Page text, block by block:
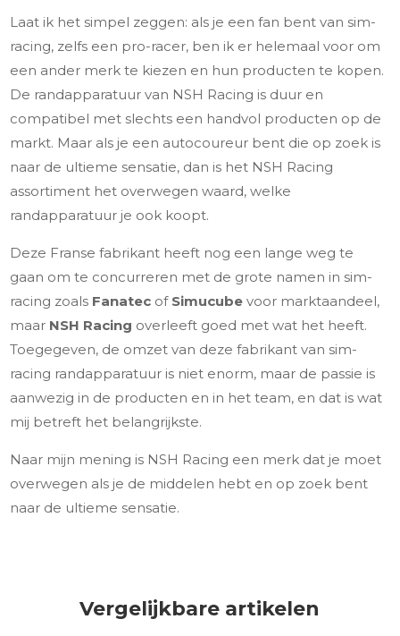
Laat ik het simpel zeggen: als je een fan bent van sim-
racing, zelfs een pro-racer, ben ik er helemaal voor om
een ander merk te kiezen en hun producten te kopen.
De randapparatuur van NSH Racing is duur en
compatibel met slechts een handvol producten op de
markt. Maar als je een autocoureur bent die op zoek is
naar de ultieme sensatie, dan is het NSH Racing
assortiment het overwegen waard, welke
randapparatuur je ook koopt.
Deze Franse fabrikant heeft nog een lange weg te
gaan om te concurreren met de grote namen in sim-
racing zoals Fanatec of Simucube voor marktaandeel,
maar NSH Racing overleeft goed met wat het heeft.
Toegegeven, de omzet van deze fabrikant van sim-
racing randapparatuur is niet enorm, maar de passie is
aanwezig in de producten en in het team, en dat is wat
mij betreft het belangrijkste.
Naar mijn mening is NSH Racing een merk dat je moet
overwegen als je de middelen hebt en op zoek bent
naar de ultieme sensatie.
Vergelijkbare artikelen